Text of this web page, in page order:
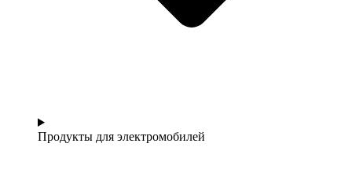
Продукты для электромобилей